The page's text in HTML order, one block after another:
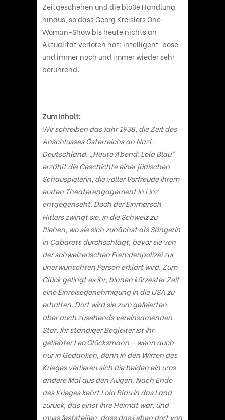
Zeitgeschehen und die bloße Handlung
hinaus, so dass Georg Kreislers One-
Woman-Show bis heute nichts an
Aktualität verloren hat: intelligent, böse
und immer noch und immer wieder sehr
berührend.
Zum Inhalt:
Wir schreiben das Jahr 1938, die Zeit des
Anschlusses Österreichs an Nazi-
Deutschland. „Heute Abend: Lola Blau“
erzählt die Geschichte einer jüdischen
Schauspielerin, die voller Vorfreude ihrem
ersten Theaterengagement in Linz
entgegenseht. Doch der Einmarsch
Hitlers zwingt sie, in die Schweiz zu
fliehen, wo sie sich zunächst als Sängerin
in Cabarets durchschlägt, bevor sie von
der schweizerischen Fremdenpolizei zur
unerwünschten Person erklärt wird. Zum
Glück gelingt es ihr, binnen kürzester Zeit
eine Einreisegenehmigung in die USA zu
erhalten. Dort wird sie zum gefeierten,
aber auch zusehends vereinsamenden
Star. Ihr ständiger Begleiter ist ihr
geliebter Leo Glücksmann – wenn auch
nur in Gedanken, denn in den Wirren des
Krieges verlieren sich die beiden ein ums
andere Mal aus den Augen. Nach Ende
des Krieges kehrt Lola Blau in das Land
zurück, das einst ihre Heimat war, und
muss feststellen, dass das Leben dort von